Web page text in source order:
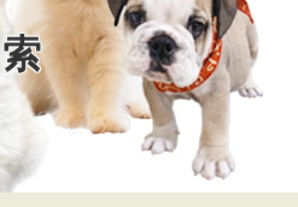
索